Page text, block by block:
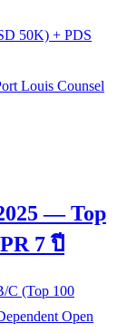
50K) + PDS
Louis Counsel
— Top
7 ปี
C (Top 100
Open